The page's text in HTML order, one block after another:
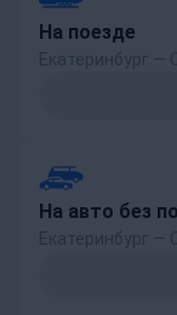
На поезде
На авто без